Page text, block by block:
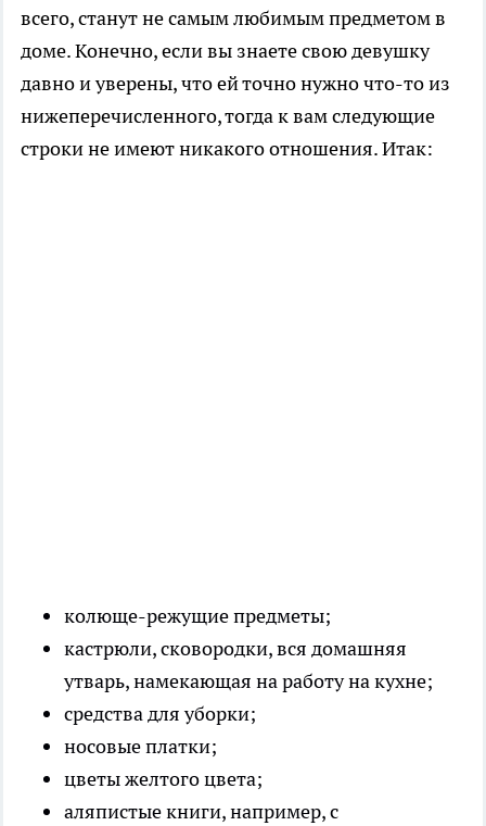
всего, станут не самым любимым предметом в
доме. Конечно, если вы знаете свою девушку
давно и уверены, что ей точно нужно что-то из
нижеперечисленного, тогда к вам следующие
строки не имеют никакого отношения. Итак:
колюще-режущие предметы;
кастрюли, сковородки, вся домашняя
утварь, намекающая на работу на кухне;
средства для уборки;
носовые платки;
цветы желтого цвета;
аляпистые книги, например, с